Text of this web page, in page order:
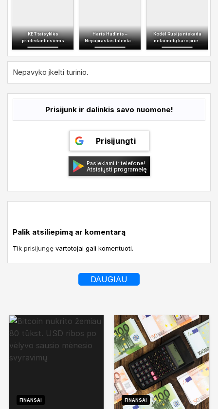
KET taisyklės
pradedantiesiems
vairuotojams – ką būtina
Haris Hudinis –
Nepaprastas talentas,
kurį nugalėjo vienas
Kodėl Rusija niekada
nelaimėtų karo prieš
NATO: Karybos eksperto
Nepavyko įkelti turinio.
Prisijunk ir dalinkis savo nuomone!
Prisijungti
Pasiekiami ir telefone!
Atsisiųsti programėlę
Palik atsiliepimą ar komentarą
Tik prisijungę vartotojai gali komentuoti.
DAUGIAU
FINANSAI FINANSAI